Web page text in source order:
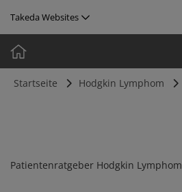
Takeda Websites
Media
Image
Startseite Hodgkin Lymphom
Patientenratgeber Hodgkin Lymphom